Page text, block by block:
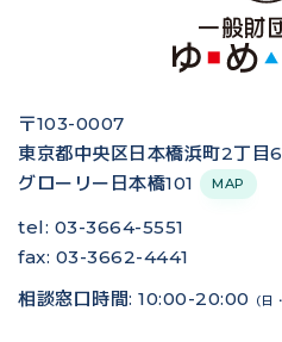
〒103-0007
東京都中央区日本橋浜町2丁目
グローリー日本橋101
MAP
tel: 03-3664-5551
fax: 03-3662-4441
相談窓口時間: 10:00-20:00
（日